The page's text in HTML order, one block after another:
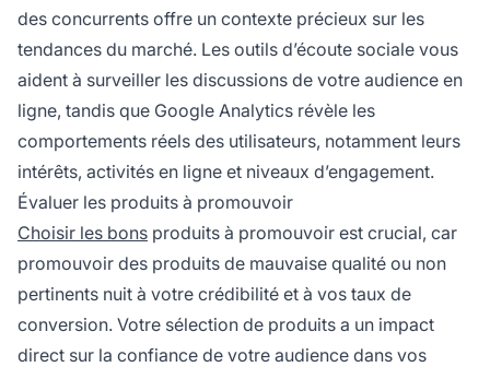
des concurrents offre un contexte précieux sur les
tendances du marché. Les outils d’écoute sociale vous
aident à surveiller les discussions de votre audience en
ligne, tandis que Google Analytics révèle les
comportements réels des utilisateurs, notamment leurs
intérêts, activités en ligne et niveaux d’engagement.
Évaluer les produits à promouvoir
Choisir les bons produits à promouvoir est crucial, car
promouvoir des produits de mauvaise qualité ou non
pertinents nuit à votre crédibilité et à vos taux de
conversion. Votre sélection de produits a un impact
direct sur la confiance de votre audience dans vos